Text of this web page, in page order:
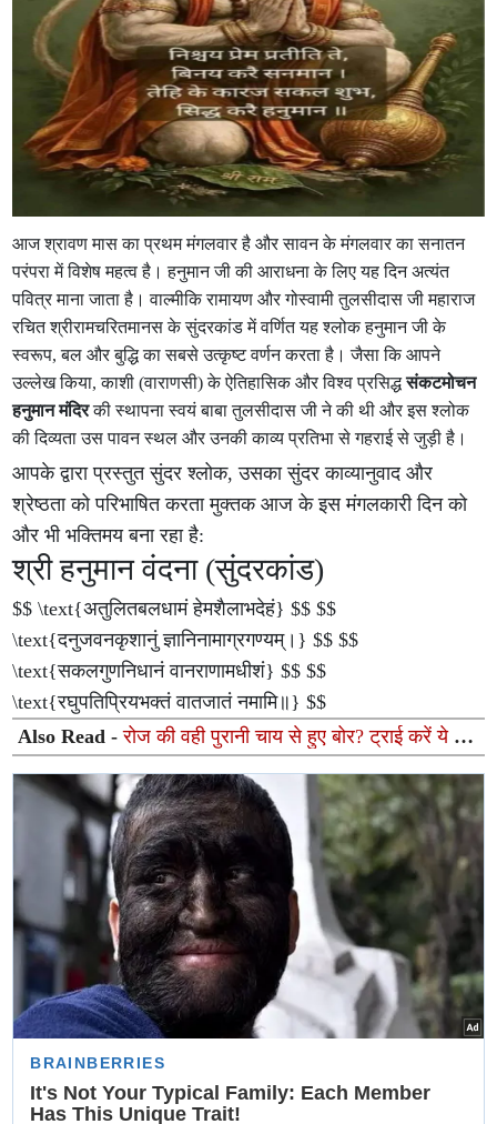
आज श्रावण मास का प्रथम मंगलवार है और सावन के मंगलवार का सनातन
परंपरा में विशेष महत्व है। हनुमान जी की आराधना के लिए यह दिन अत्यंत
पवित्र माना जाता है। वाल्मीकि रामायण और गोस्वामी तुलसीदास जी महाराज
रचित श्रीरामचरितमानस के सुंदरकांड में वर्णित यह श्लोक हनुमान जी के
स्वरूप, बल और बुद्धि का सबसे उत्कृष्ट वर्णन करता है। जैसा कि आपने
उल्लेख किया, काशी (वाराणसी) के ऐतिहासिक और विश्व प्रसिद्धसंकटमोचन
हनुमान मंदिरकी स्थापना स्वयं बाबा तुलसीदास जी ने की थी और इस श्लोक
की दिव्यता उस पावन स्थल और उनकी काव्य प्रतिभा से गहराई से जुड़ी है।
आपके द्वारा प्रस्तुत सुंदर श्लोक, उसका सुंदर काव्यानुवाद और
श्रेष्ठता को परिभाषित करता मुक्तक आज के इस मंगलकारी दिन को
और भी भक्तिमय बना रहा है:
श्री हनुमान वंदना (सुंदरकांड)
$$ \text{अतुलितबलधामं हेमशैलाभदेहं} $$ $$
\text{दनुजवनकृशानुं ज्ञानिनामाग्रगण्यम्।} $$ $$
\text{सकलगुणनिधानं वानराणामधीशं} $$ $$
\text{रघुपतिप्रियभक्तं वातजातं नमामि॥} $$
Also Read -रोज की वही पुरानी चाय से हुए बोर? ट्राई करें ये 5
टेस्टी और हेल्दी हॉट ड्रिंक्स